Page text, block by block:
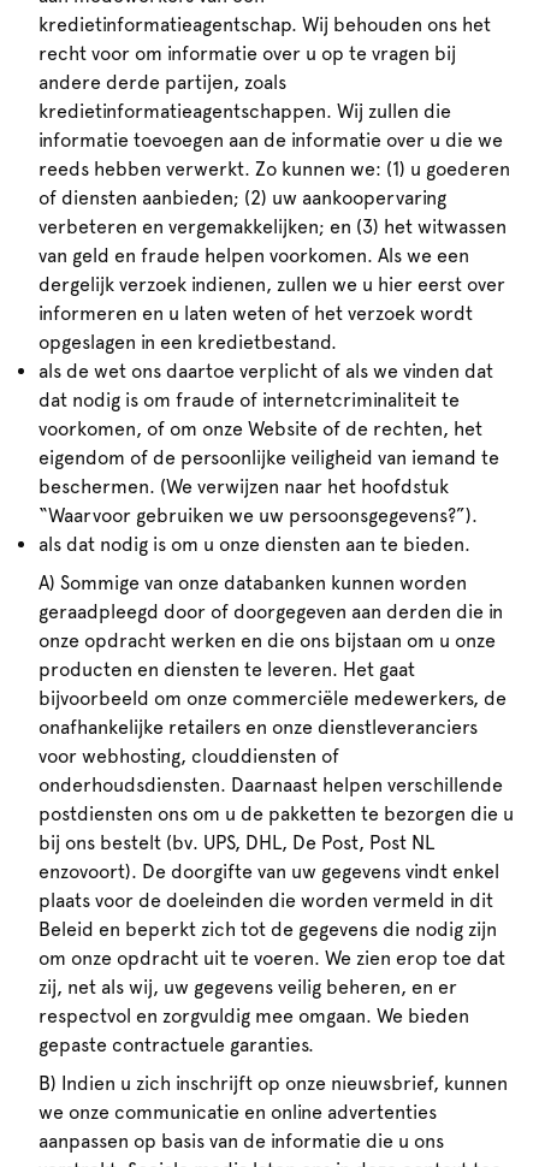
kredietinformatieagentschap. Wij behouden ons het
recht voor om informatie over u op te vragen bij
andere derde partijen, zoals
kredietinformatieagentschappen. Wij zullen die
informatie toevoegen aan de informatie over u die we
reeds hebben verwerkt. Zo kunnen we: (1) u goederen
of diensten aanbieden; (2) uw aankoopervaring
verbeteren en vergemakkelijken; en (3) het witwassen
van geld en fraude helpen voorkomen. Als we een
dergelijk verzoek indienen, zullen we u hier eerst over
informeren en u laten weten of het verzoek wordt
opgeslagen in een kredietbestand.
als de wet ons daartoe verplicht of als we vinden dat
dat nodig is om fraude of internetcriminaliteit te
voorkomen, of om onze Website of de rechten, het
eigendom of de persoonlijke veiligheid van iemand te
beschermen. (We verwijzen naar het hoofdstuk
“Waarvoor gebruiken we uw persoonsgegevens?”).
als dat nodig is om u onze diensten aan te bieden.
A) Sommige van onze databanken kunnen worden
geraadpleegd door of doorgegeven aan derden die in
onze opdracht werken en die ons bijstaan om u onze
producten en diensten te leveren. Het gaat
bijvoorbeeld om onze commerciële medewerkers, de
onafhankelijke retailers en onze dienstleveranciers
voor webhosting, clouddiensten of
onderhoudsdiensten. Daarnaast helpen verschillende
postdiensten ons om u de pakketten te bezorgen die u
bij ons bestelt (bv. UPS, DHL, De Post, Post NL
enzovoort). De doorgifte van uw gegevens vindt enkel
plaats voor de doeleinden die worden vermeld in dit
Beleid en beperkt zich tot de gegevens die nodig zijn
om onze opdracht uit te voeren. We zien erop toe dat
zij, net als wij, uw gegevens veilig beheren, en er
respectvol en zorgvuldig mee omgaan. We bieden
gepaste contractuele garanties.
B) Indien u zich inschrijft op onze nieuwsbrief, kunnen
we onze communicatie en online advertenties
aanpassen op basis van de informatie die u ons